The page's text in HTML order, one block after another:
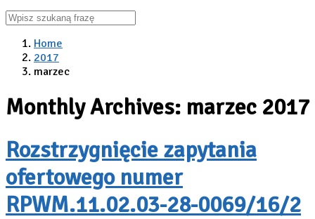
Home
2017
marzec
Monthly Archives: marzec 2017
Rozstrzygnięcie zapytania
ofertowego numer
RPWM.11.02.03-28-0069/16/2